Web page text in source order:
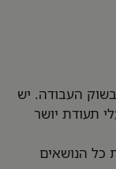
העבודה. יש
תעודת יושר
הנושאים